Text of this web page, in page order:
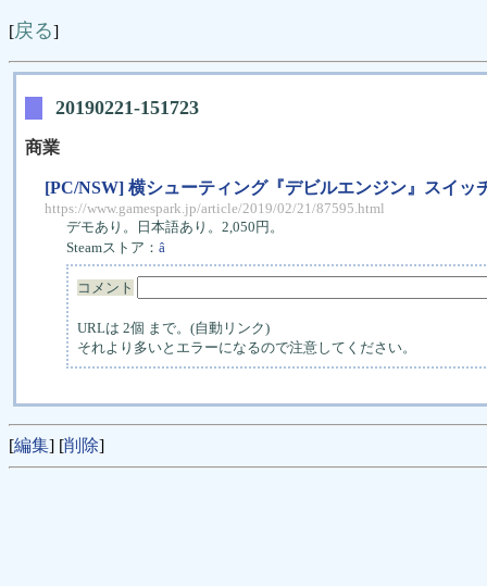
[戻る]
20190221-151723
商業
[PC/NSW] 横シューティング『デビルエンジン』スイ
https://www.gamespark.jp/article/2019/02/21/87595.html
デモあり。日本語あり。2,050円。
Steamストア： â
コメント
URLは 2個 まで。(自動リンク)
それより多いとエラーになるので注意してください。
[編集] [削除]